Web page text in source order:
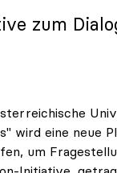
zum
wird eine neue
um